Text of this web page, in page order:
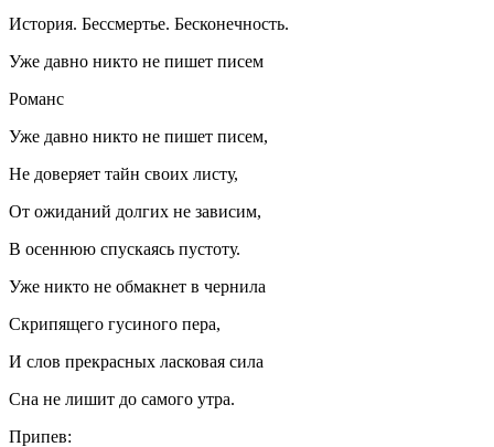
История. Бессмертье. Бесконечность.
Уже давно никто не пишет писем
Романс
Уже давно никто не пишет писем,
Не доверяет тайн своих листу,
От ожиданий долгих не зависим,
В осеннюю спускаясь пустоту.
Уже никто не обмакнет в чернила
Скрипящего гусиного пера,
И слов прекрасных ласковая сила
Сна не лишит до самого утра.
Припев: